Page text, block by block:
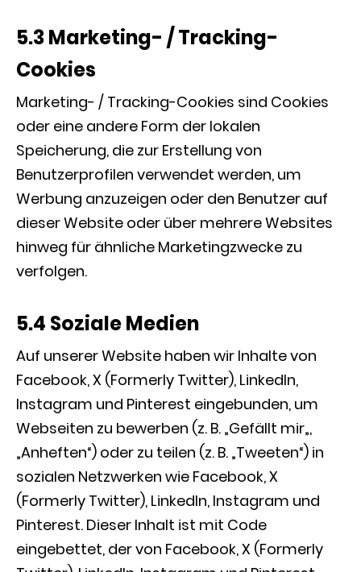
5.3 Marketing- / Tracking-
Cookies
Marketing- / Tracking-Cookies sind Cookies
oder eine andere Form der lokalen
Speicherung, die zur Erstellung von
Benutzerprofilen verwendet werden, um
Werbung anzuzeigen oder den Benutzer auf
dieser Website oder über mehrere Websites
hinweg für ähnliche Marketingzwecke zu
verfolgen.
5.4 Soziale Medien
Auf unserer Website haben wir Inhalte von
Facebook, X (Formerly Twitter), LinkedIn,
Instagram und Pinterest eingebunden, um
Webseiten zu bewerben (z. B. „Gefällt mir„,
„Anheften“) oder zu teilen (z. B. „Tweeten“) in
sozialen Netzwerken wie Facebook, X
(Formerly Twitter), LinkedIn, Instagram und
Pinterest. Dieser Inhalt ist mit Code
eingebettet, der von Facebook, X (Formerly